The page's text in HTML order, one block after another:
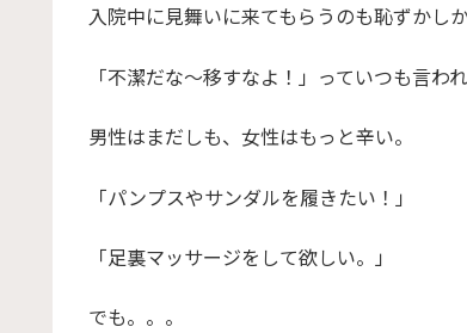
入院中に見舞いに来てもらうのも恥ずかし
「不潔だな～移すなよ！」っていつも言わ
男性はまだしも、女性はもっと辛い。
「パンプスやサンダルを履きたい！」
「足裏マッサージをして欲しい。」
でも。。。